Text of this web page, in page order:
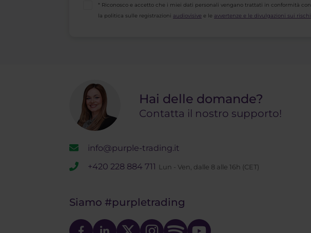
* Riconosco e accetto che i miei dati personali vengano trattati in conformità con
la politica sulle registrazioni audiovisive e le avvertenze e le divulgazioni sui rischi
Hai delle domande?
Contatta il nostro supporto!
info@purple-trading.it
+420 228 884 711 Lun - Ven, dalle 8 alle 16h (CET)
Siamo #purpletrading